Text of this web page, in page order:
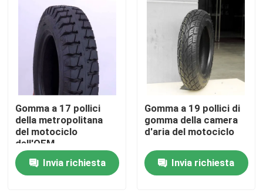
Prodotti
Chi siamo
Gomma a 17 pollici
della metropolitana
del motociclo
dell'OEM
Invia richiesta
Gomma a 19 pollici di
gomma della camera
d'aria del motociclo
Invia richiesta